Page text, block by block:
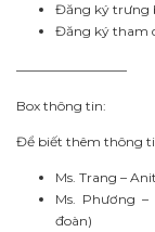
Đăng ký trưng
Đăng ký tham
————————–
Box thông tin:
Để biết thêm thông
Ms. Trang –
Ms. Phương –
đoàn)